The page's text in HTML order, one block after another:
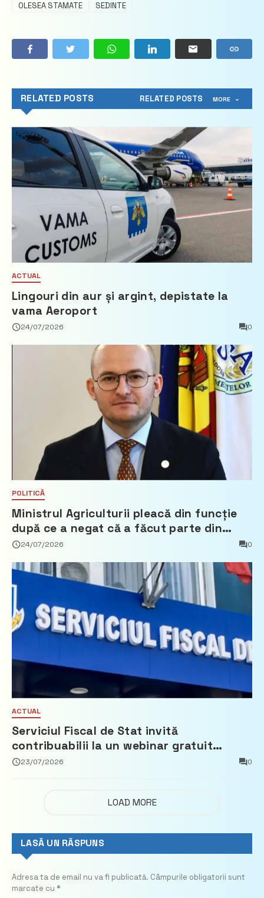
OLESEA STAMATE
SEDINTE
RELATED POSTS RELATED POSTS MORE
ACTUAL
Lingouri din aur și argint, depistate la
vama Aeroport
24/07/2026 0
POLITICĂ
Ministrul Agriculturii pleacă din funcție
după ce a negat că a făcut parte din
Partidul Democrat
24/07/2026 0
ACTUAL
Serviciul Fiscal de Stat invită
contribuabilii la un webinar gratuit
privind calculul impozitului pe bunurile
23/07/2026 0
LOAD MORE
LASĂ UN RĂSPUNS
Adresa ta de email nu va fi publicată. Câmpurile obligatorii sunt
marcate cu *